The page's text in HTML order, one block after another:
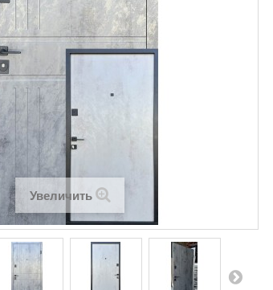
Увеличить